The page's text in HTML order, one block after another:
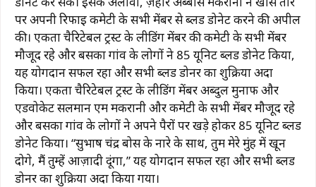
पर अपनी रिफाई कमेटी के सभी मेंबर से ब्लड डोनेट करने की अपील
की। ​​एकता चैरिटेबल ट्रस्ट के लीडिंग मेंबर की कमेटी के सभी मेंबर
मौजूद रहे और बसका गांव के लोगों ने 85 यूनिट ब्लड डोनेट किया,
यह योगदान सफल रहा और सभी ब्लड डोनर का शुक्रिया अदा
किया। एकता चैरिटेबल ट्रस्ट के लीडिंग मेंबर अब्दुल मुनाफ और
एडवोकेट सलमान एम मकरानी और कमेटी के सभी मेंबर मौजूद रहे
और बसका गांव के लोगों ने अपने पैरों पर खड़े होकर 85 यूनिट ब्लड
डोनेट किया। “सुभाष चंद्र बोस के नारे के साथ, तुम मेरे मुंह में खून
दोगे, मैं तुम्हें आज़ादी दूंगा,” यह योगदान सफल रहा और सभी ब्लड
डोनर का शुक्रिया अदा किया गया।